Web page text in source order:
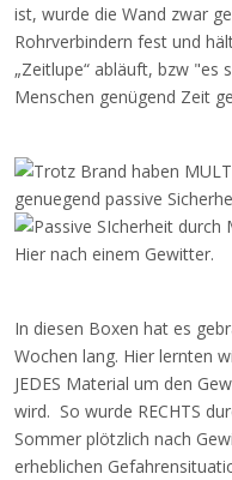
ist, wurde die Wand zwar
Rohrverbindern fest und
„Zeitlupe“ abläuft, bzw "es
Menschen genügend Zeit
In diesen Boxen hat es
Wochen lang. Hier lernten
JEDES Material um den
wird. So wurde RECHTS
Sommer plötzlich nach
erheblichen